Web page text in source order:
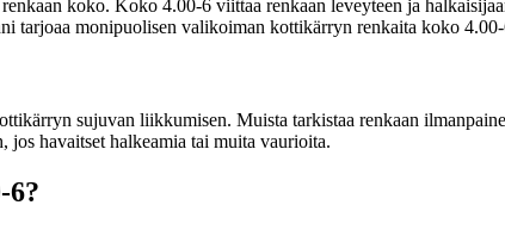
koko. Koko 4.00-6 viittaa renkaan leveyteen ja
tarjoaa monipuolisen valikoiman kottikärryn renkaita koko
sujuvan liikkumisen. Muista tarkistaa renkaan
jos havaitset halkeamia tai muita vaurioita.
6?